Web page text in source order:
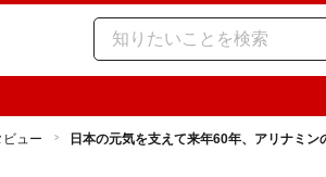
ュー 日本の元気を支えて来年60年、アリナミン